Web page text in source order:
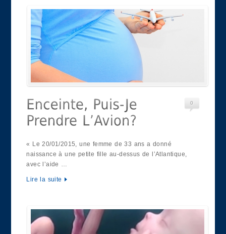
0
« Le 20/01/2015, une femme de 33 ans a donné
naissance à une petite fille au-dessus de l’Atlantique,
avec l’aide …
Lire la suite